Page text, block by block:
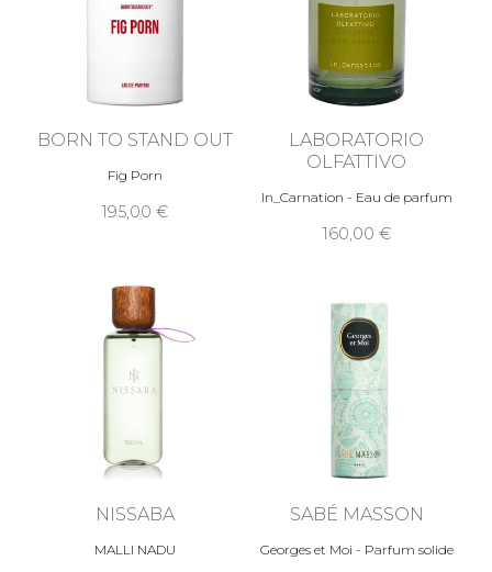
BORN TO STAND OUT
Fig Porn
195,00
LABORATORIO
OLFATTIVO
In_Carnation - Eau de parfum
160,00
NISSABA
MALLI NADU
SABÉ MASSON
Georges et Moi - Parfum solide